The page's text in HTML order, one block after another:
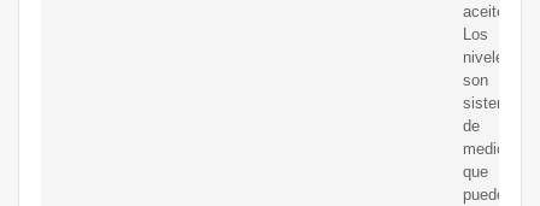
aceite.
Los
niveles
son
sistemas
de
medición
que
pueden